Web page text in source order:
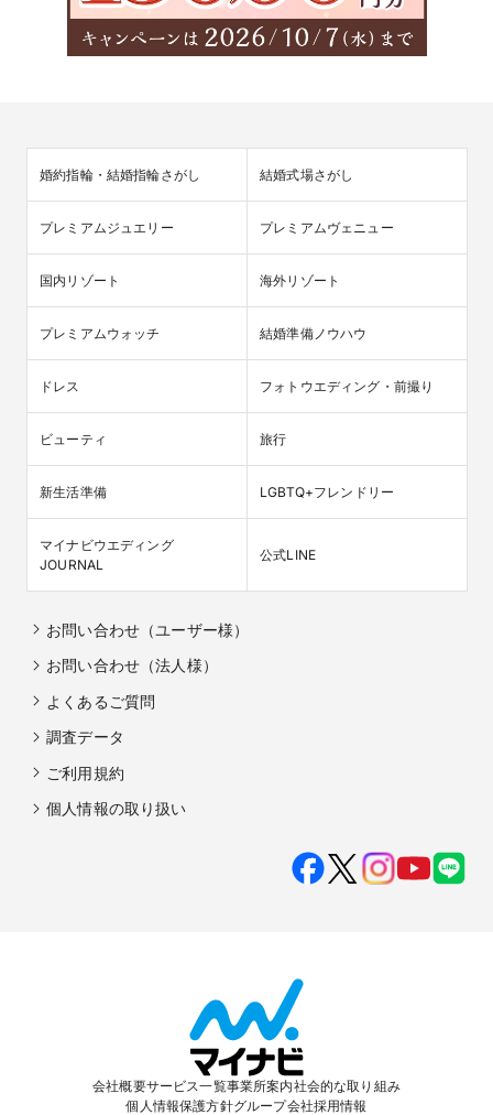
婚約指輪・結婚指輪さがし 結婚式場さがし
プレミアムジュエリー プレミアムヴェニュー
国内リゾート 海外リゾート
プレミアムウォッチ 結婚準備ノウハウ
ドレス フォトウエディング・前撮り
ビューティ 旅行
新生活準備 LGBTQ+フレンドリー
マイナビウエディング
JOURNAL
公式LINE
お問い合わせ（ユーザー様）
お問い合わせ（法人様）
よくあるご質問
調査データ
ご利用規約
個人情報の取り扱い
会社概要サービス一覧事業所案内社会的な取り組み
個人情報保護方針グループ会社採用情報